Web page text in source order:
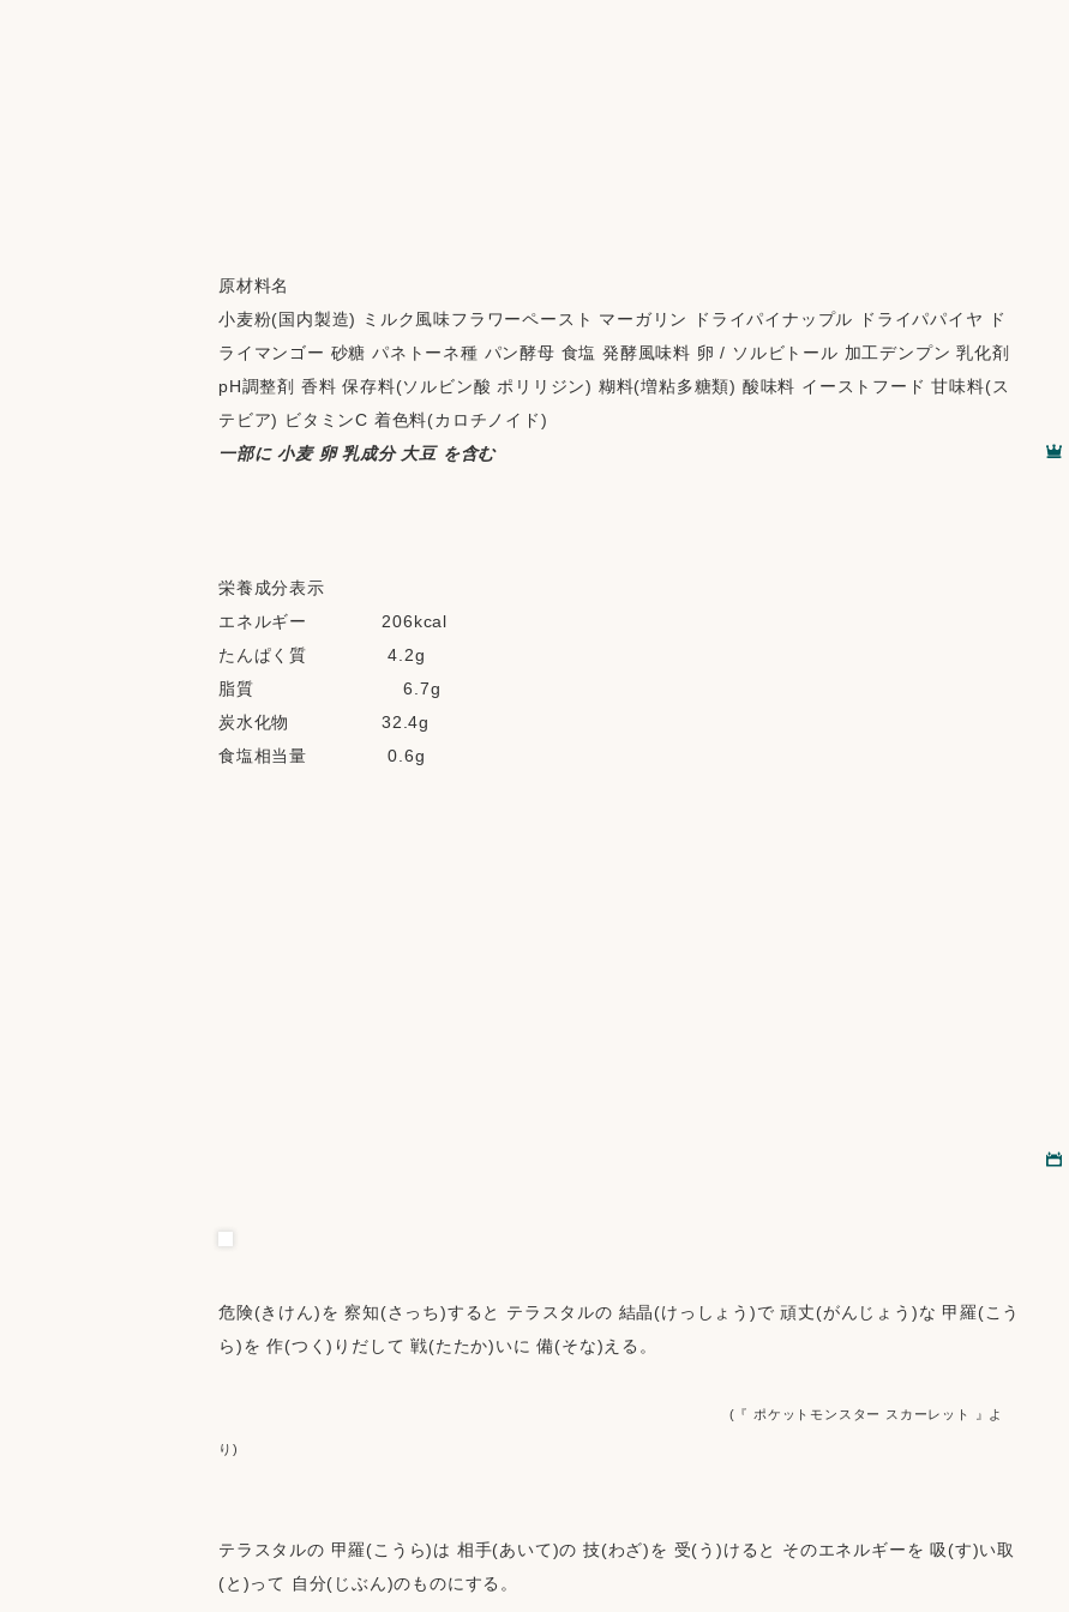
原材料名
小麦粉(国内製造) ミルク風味フラワーペースト マーガリン ドライパイナップル ドライパパイヤ ド
ライマンゴー 砂糖 パネトーネ種 パン酵母 食塩 発酵風味料 卵 / ソルビトール 加工デンプン 乳化剤
pH調整剤 香料 保存料(ソルビン酸 ポリリジン) 糊料(増粘多糖類) 酸味料 イーストフード 甘味料(ス
テビア) ビタミンC 着色料(カロチノイド)
一部に 小麦 卵 乳成分 大豆 を含む
栄養成分表示
エネルギー             206kcal
たんぱく質              4.2g
脂質                          6.7g
炭水化物                32.4g
食塩相当量              0.6g
危険(きけん)を 察知(さっち)すると テラスタルの 結晶(けっしょう)で 頑丈(がんじょう)な 甲羅(こう
ら)を 作(つく)りだして 戦(たたか)いに 備(そな)える。
(『 ポケットモンスター スカーレット 』よ
り)
テラスタルの 甲羅(こうら)は 相手(あいて)の 技(わざ)を 受(う)けると そのエネルギーを 吸(す)い取
(と)って 自分(じぶん)のものにする。